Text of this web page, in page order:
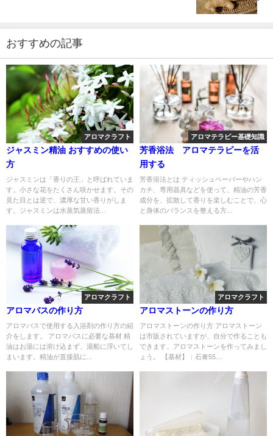
おすすめの記事
アロマクラフト
ジャスミン精油 おすすめの使い
方
ジャスミンは「香りの王」と呼ばれていま
す。小さな花をたくさん咲かせます。その
見た目とは逆で、濃厚な甘い香りがしま
す。ジャスミンは水蒸気蒸留法...
アロマテラピー基礎知識
芳香浴法 アロマテラピーを活
用する
芳香浴法とは ティッシュペーパーやハン
カチ、専用器具などを使って、精油の芳香
成分を、拡散して香りを楽しむことで、心
と身体のバランスを整える方...
アロマクラフト
アロマバスの作り方
アロマバスで使用する入浴剤の作り方の紹
介をします。 アロマバスに必要な基材 精
油はお湯には溶け込まず、湯船に浮いてし
まいます。精油が直接肌に...
アロマクラフト
アロマストーンの作り方
アロマストーンの作り方 アロマストーン
は市販されていますが、自分で作ることも
できます。アロマストーンを作ってみまし
ょう。 【基材】：石膏55...